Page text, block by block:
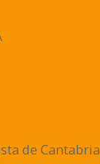
de Cantabria